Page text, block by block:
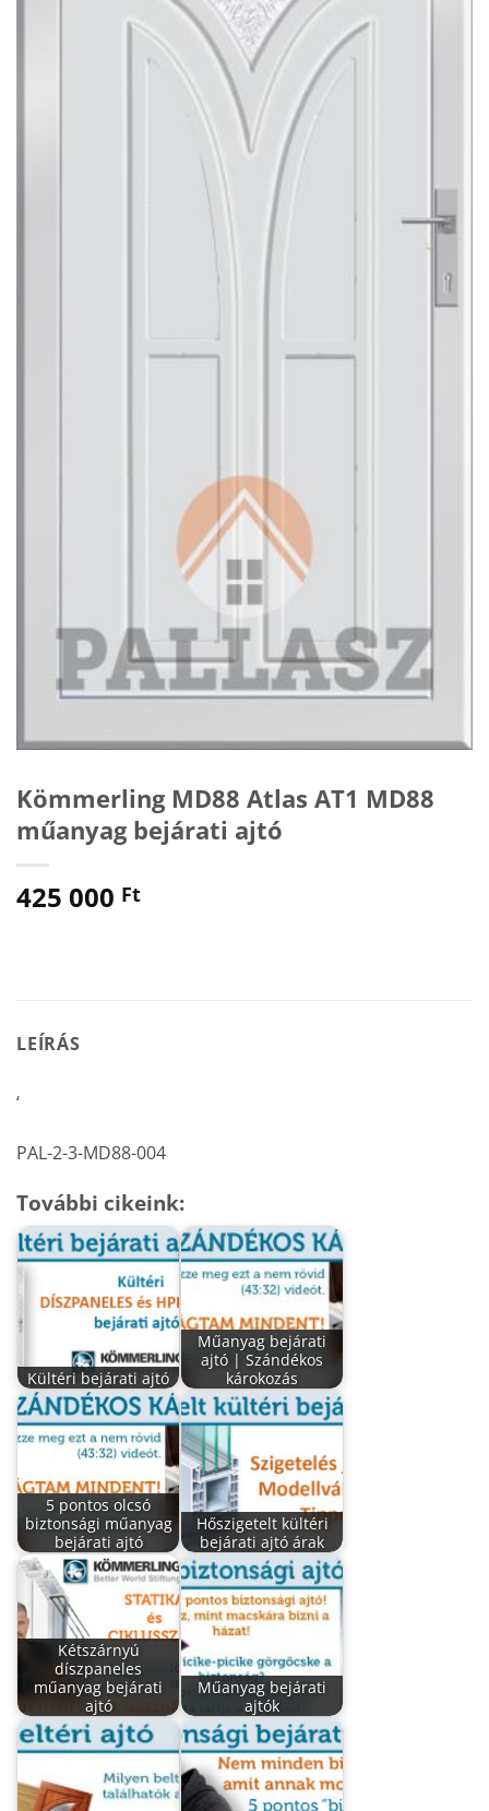
Kömmerling MD88 Atlas AT1 MD88
műanyag bejárati ajtó
425 000 Ft
LEÍRÁS
‘
PAL-2-3-MD88-004
További cikeink:
Kültéri bejárati ajtó
Műanyag bejárati
ajtó | Szándékos
károkozás
5 pontos olcsó
biztonsági műanyag
bejárati ajtó
Hőszigetelt kültéri
bejárati ajtó árak
Kétszárnyú
díszpaneles
műanyag bejárati
ajtó
Műanyag bejárati
ajtók